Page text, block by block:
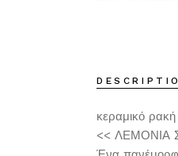
κεραμικό ρακή
<< ΛΕΜΟΝΙΑ